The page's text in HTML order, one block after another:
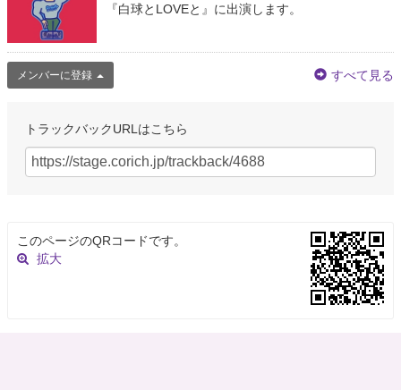
『白球とLOVEと』に出演します。
メンバーに登録 すべて見る
トラックバックURLはこちら
このページのQRコードです。
拡大